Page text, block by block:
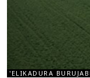
'ELIKADURA